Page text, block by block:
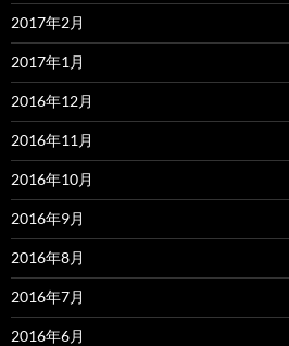
2017年2月
2017年1月
2016年12月
2016年11月
2016年10月
2016年9月
2016年8月
2016年7月
2016年6月